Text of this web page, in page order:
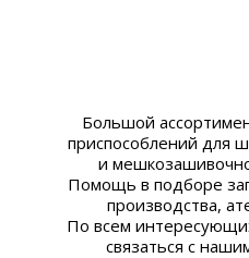
Большой
приспособлений для
и
Помощь в подборе
производства,
По всем
связаться с